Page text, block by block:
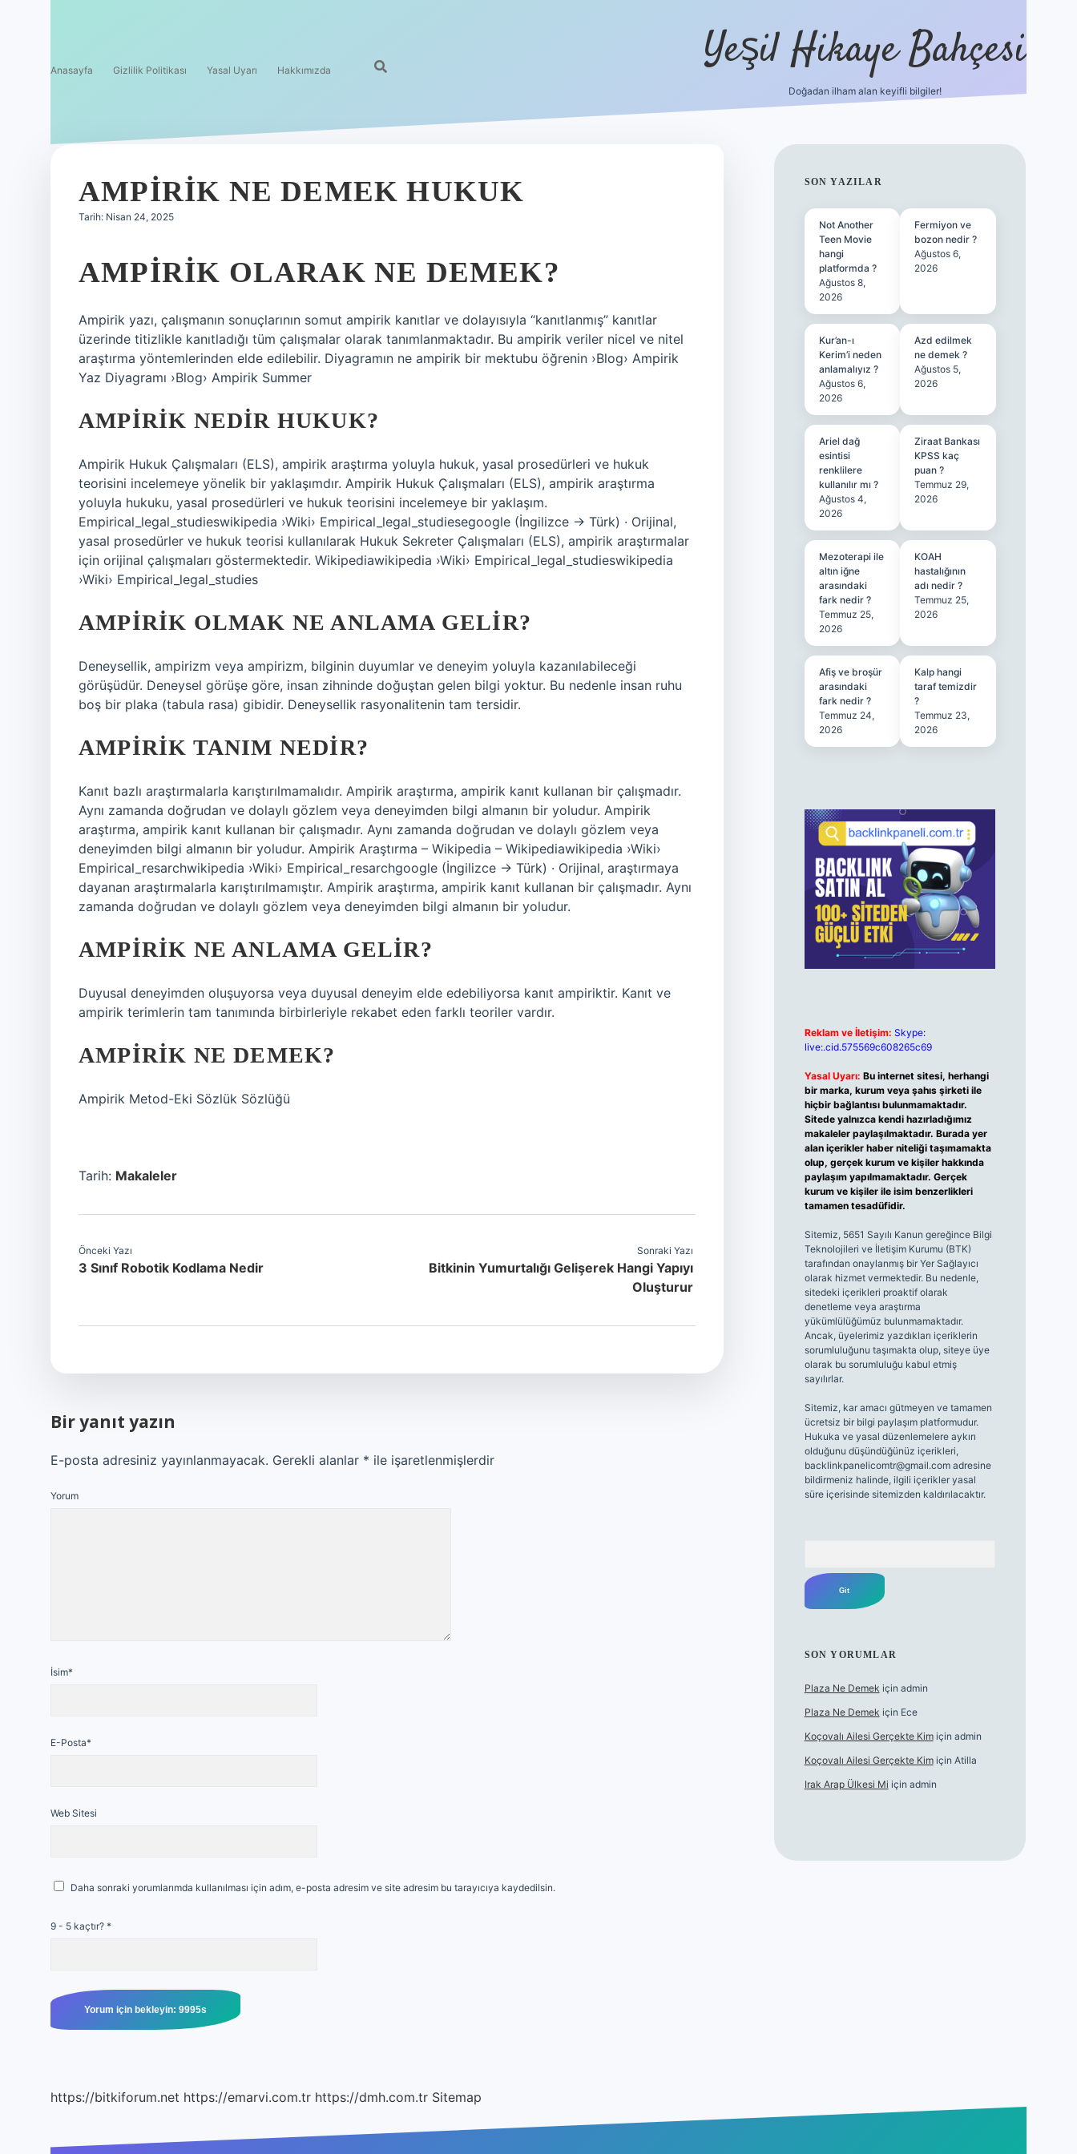
Anasayfa Gizlilik Politikası Yasal Uyarı Hakkımızda Yeşil Hikaye Bahçesi
Doğadan ilham alan keyifli bilgiler!
AMPIRIK NE DEMEK HUKUK
Tarih: Nisan 24, 2025
AMPIRIK OLARAK NE DEMEK?
Ampirik yazı, çalışmanın sonuçlarının somut ampirik kanıtlar ve dolayısıyla “kanıtlanmış” kanıtlar
üzerinde titizlikle kanıtladığı tüm çalışmalar olarak tanımlanmaktadır. Bu ampirik veriler nicel ve nitel
araştırma yöntemlerinden elde edilebilir. Diyagramın ne ampirik bir mektubu öğrenin ›Blog› Ampirik
Yaz Diyagramı ›Blog› Ampirik Summer
AMPIRIK NEDIR HUKUK?
Ampirik Hukuk Çalışmaları (ELS), ampirik araştırma yoluyla hukuk, yasal prosedürleri ve hukuk
teorisini incelemeye yönelik bir yaklaşımdır. Ampirik Hukuk Çalışmaları (ELS), ampirik araştırma
yoluyla hukuku, yasal prosedürleri ve hukuk teorisini incelemeye bir yaklaşım.
Empirical_legal_studieswikipedia ›Wiki› Empirical_legal_studiesegoogle (İngilizce → Türk) · Orijinal,
yasal prosedürler ve hukuk teorisi kullanılarak Hukuk Sekreter Çalışmaları (ELS), ampirik araştırmalar
için orijinal çalışmaları göstermektedir. Wikipediawikipedia ›Wiki› Empirical_legal_studieswikipedia
›Wiki› Empirical_legal_studies
AMPIRIK OLMAK NE ANLAMA GELIR?
Deneysellik, ampirizm veya ampirizm, bilginin duyumlar ve deneyim yoluyla kazanılabileceği
görüşüdür. Deneysel görüşe göre, insan zihninde doğuştan gelen bilgi yoktur. Bu nedenle insan ruhu
boş bir plaka (tabula rasa) gibidir. Deneysellik rasyonalitenin tam tersidir.
AMPIRIK TANIM NEDIR?
Kanıt bazlı araştırmalarla karıştırılmamalıdır. Ampirik araştırma, ampirik kanıt kullanan bir çalışmadır.
Aynı zamanda doğrudan ve dolaylı gözlem veya deneyimden bilgi almanın bir yoludur. Ampirik
araştırma, ampirik kanıt kullanan bir çalışmadır. Aynı zamanda doğrudan ve dolaylı gözlem veya
deneyimden bilgi almanın bir yoludur. Ampirik Araştırma – Wikipedia – Wikipediawikipedia ›Wiki›
Empirical_resarchwikipedia ›Wiki› Empirical_resarchgoogle (İngilizce → Türk) · Orijinal, araştırmaya
dayanan araştırmalarla karıştırılmamıştır. Ampirik araştırma, ampirik kanıt kullanan bir çalışmadır. Aynı
zamanda doğrudan ve dolaylı gözlem veya deneyimden bilgi almanın bir yoludur.
AMPIRIK NE ANLAMA GELIR?
Duyusal deneyimden oluşuyorsa veya duyusal deneyim elde edebiliyorsa kanıt ampiriktir. Kanıt ve
ampirik terimlerin tam tanımında birbirleriyle rekabet eden farklı teoriler vardır.
AMPIRIK NE DEMEK?
Ampirik Metod-Eki Sözlük Sözlüğü
Tarih: Makaleler
Önceki Yazı
3 Sınıf Robotik Kodlama Nedir
Sonraki Yazı
Bitkinin Yumurtalığı Gelişerek Hangi Yapıyı
Oluşturur
Bir yanıt yazın
E-posta adresiniz yayınlanmayacak. Gerekli alanlar * ile işaretlenmişlerdir
Yorum
İsim*
E-Posta*
Web Sitesi
Daha sonraki yorumlarımda kullanılması için adım, e-posta adresim ve site adresim bu tarayıcıya kaydedilsin.
9 - 5 kaçtır? *
https://bitkiforum.net https://emarvi.com.tr https://dmh.com.tr Sitemap
SIDEBAR
SON YAZILAR
Not Another
Teen Movie
hangi
platformda ?
Ağustos 8,
2026
Fermiyon ve
bozon nedir ?
Ağustos 6,
2026
Kur’an-ı
Kerim’i neden
anlamalıyız ?
Ağustos 6,
2026
Azd edilmek
ne demek ?
Ağustos 5,
2026
Ariel dağ
esintisi
renklilere
kullanılır mı ?
Ağustos 4,
2026
Ziraat Bankası
KPSS kaç
puan ?
Temmuz 29,
2026
Mezoterapi ile
altın iğne
arasındaki
fark nedir ?
Temmuz 25,
2026
KOAH
hastalığının
adı nedir ?
Temmuz 25,
2026
Afiş ve broşür
arasındaki
fark nedir ?
Temmuz 24,
2026
Kalp hangi
taraf temizdir
?
Temmuz 23,
2026
Reklam ve İletişim: Skype:
live:.cid.575569c608265c69
Yasal Uyarı: Bu internet sitesi, herhangi
bir marka, kurum veya şahıs şirketi ile
hiçbir bağlantısı bulunmamaktadır.
Sitede yalnızca kendi hazırladığımız
makaleler paylaşılmaktadır. Burada yer
alan içerikler haber niteliği taşımamakta
olup, gerçek kurum ve kişiler hakkında
paylaşım yapılmamaktadır. Gerçek
kurum ve kişiler ile isim benzerlikleri
tamamen tesadüfidir.
Sitemiz, 5651 Sayılı Kanun gereğince Bilgi
Teknolojileri ve İletişim Kurumu (BTK)
tarafından onaylanmış bir Yer Sağlayıcı
olarak hizmet vermektedir. Bu nedenle,
sitedeki içerikleri proaktif olarak
denetleme veya araştırma
yükümlülüğümüz bulunmamaktadır.
Ancak, üyelerimiz yazdıkları içeriklerin
sorumluluğunu taşımakta olup, siteye üye
olarak bu sorumluluğu kabul etmiş
sayılırlar.
Sitemiz, kar amacı gütmeyen ve tamamen
ücretsiz bir bilgi paylaşım platformudur.
Hukuka ve yasal düzenlemelere aykırı
olduğunu düşündüğünüz içerikleri,
backlinkpanelicomtr@gmail.comadresine
bildirmeniz halinde, ilgili içerikler yasal
süre içerisinde sitemizden kaldırılacaktır.
SON YORUMLAR
Plaza Ne Demek için admin
Plaza Ne Demek için Ece
Koçovalı Ailesi Gerçekte Kimiçin admin
Koçovalı Ailesi Gerçekte Kimiçin Atilla
Irak Arap Ülkesi Mi için admin
ilbet güncel giriş adresi